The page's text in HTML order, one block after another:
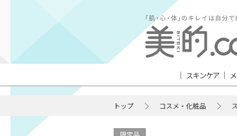
スキンケア
トップ コスメ・化粧品